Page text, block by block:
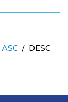
ASC / DESC